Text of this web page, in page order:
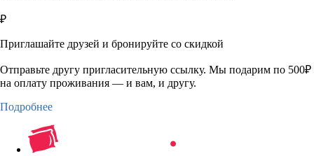
₽
Приглашайте друзей и бронируйте со скидкой
Отправьте другу пригласительную ссылку. Мы подарим по 500₽
на оплату проживания — и вам, и другу.
Подробнее